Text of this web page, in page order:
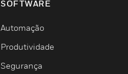
SOFTWARE
Automação
Produtividade
Segurança